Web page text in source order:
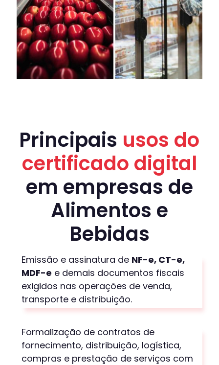
Principais usos do
certificado digital
em empresas de
Alimentos e
Bebidas
Emissão e assinatura de NF-e, CT-e,
MDF-e e demais documentos fiscais
exigidos nas operações de venda,
transporte e distribuição.
Formalização de contratos de
fornecimento, distribuição, logística,
compras e prestação de serviços com